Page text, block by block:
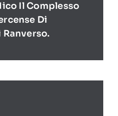
Il Complesso
Di
Ranverso.